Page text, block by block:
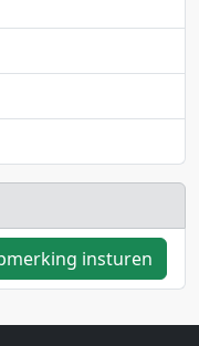
insturen